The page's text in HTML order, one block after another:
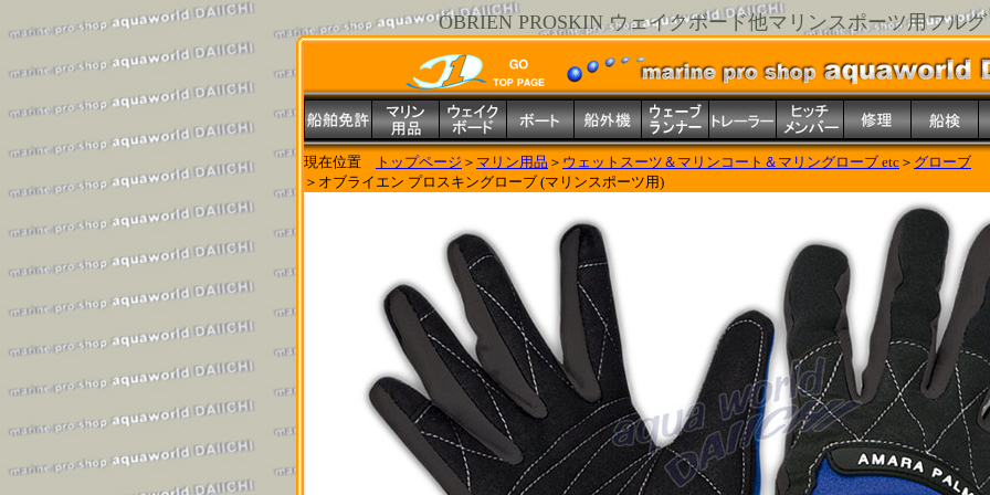
OBRIEN PROSKIN ウェイクボード他マリンスポーツ用フル
現在位置 トップページ ＞ マリン用品 ＞ ウェットスーツ＆マリンコート＆マリングローブ etc ＞ グローブ
＞オブライエン プロスキングローブ (マリンスポーツ用)